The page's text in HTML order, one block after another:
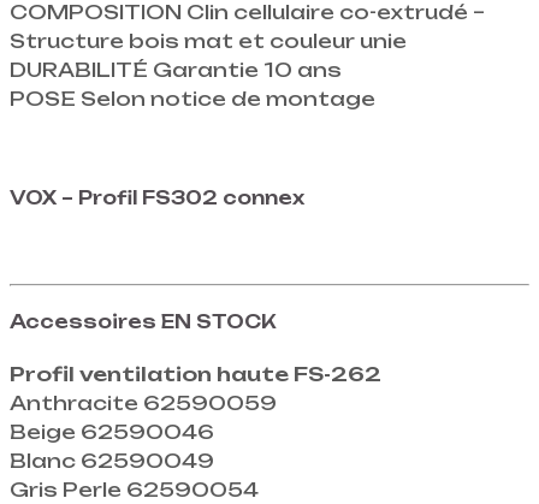
COMPOSITION Clin cellulaire co-extrudé –
Structure bois mat et couleur unie
DURABILITÉ Garantie 10 ans
POSE Selon notice de montage
VOX – Profil FS302 connex
Accessoires EN STOCK
Profil ventilation haute FS-262
Anthracite 62590059
Beige 62590046
Blanc 62590049
Gris Perle 62590054